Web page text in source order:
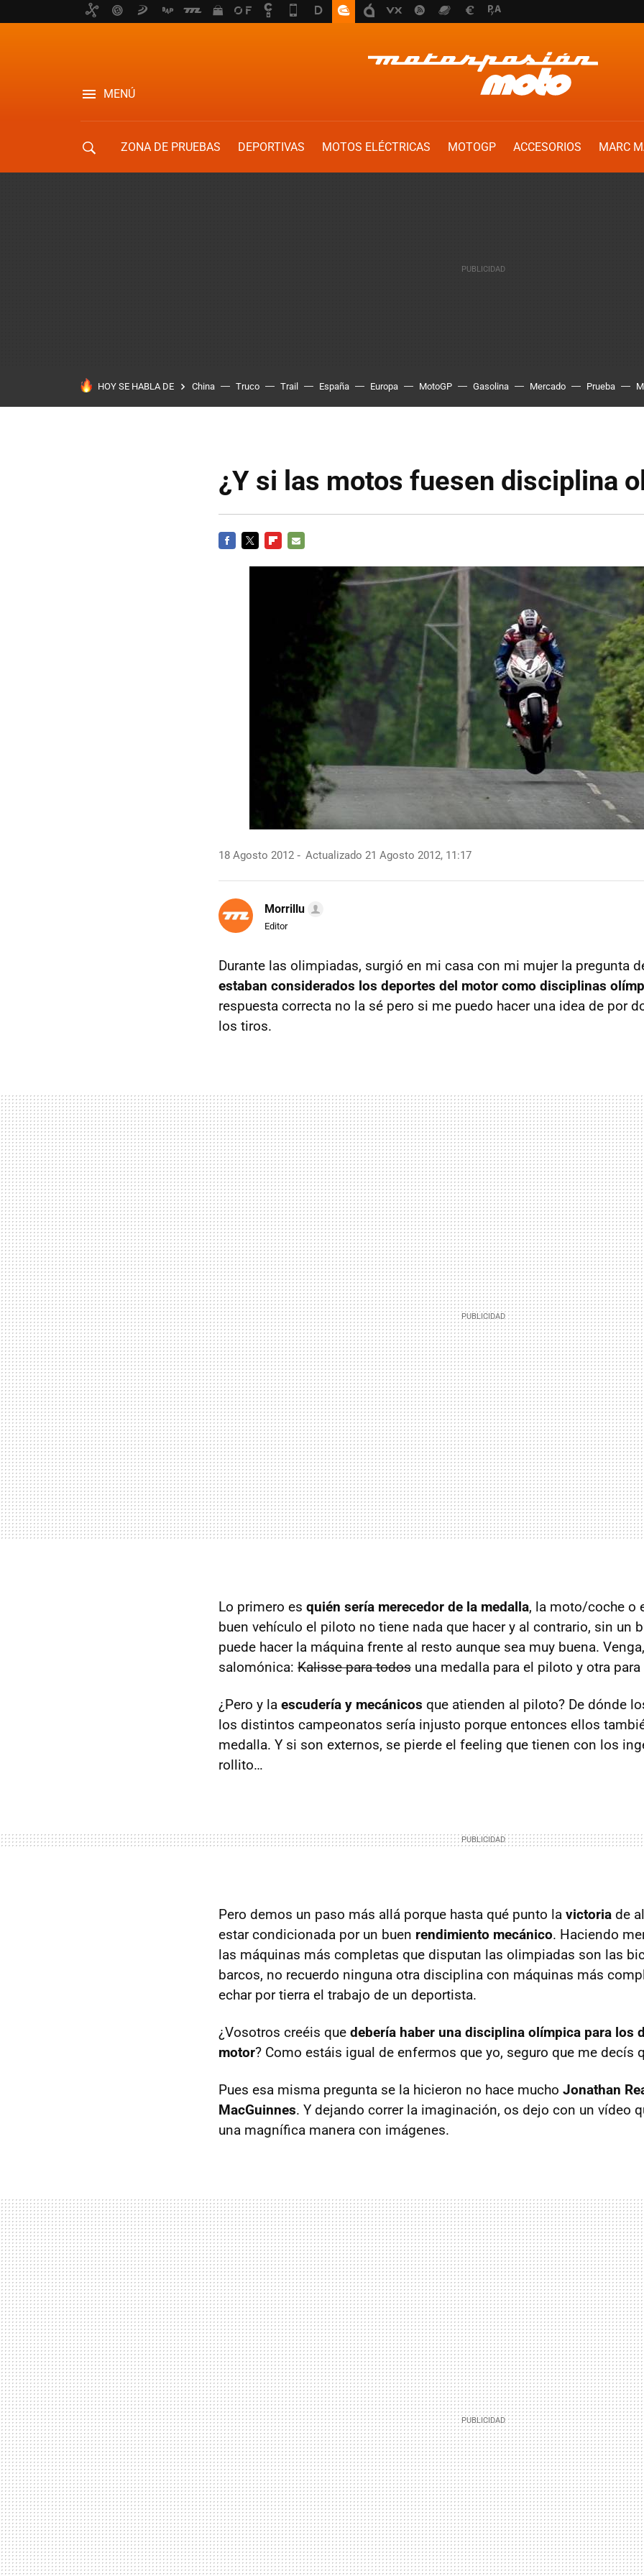
MENÚ
ZONA DE PRUEBAS DEPORTIVAS MOTOS ELÉCTRICAS MOTOGP ACCESORIOS
MARC
HOY SE HABLA DE China Truco Trail España Europa MotoGP Gasolina Mercado Prueba
¿Y si las motos fuesen disciplina
18 Agosto 2012 Actualizado 21 Agosto 2012, 11:17
Morrillu
Editor
Durante las olimpiadas, surgió en mi casa con mi mujer la pregunta
estaban considerados los deportes del motor como disciplinas
respuesta correcta no la sé pero si me puedo hacer una idea de por
los tiros.
Lo primero es quién sería merecedor de la medalla, la moto/coche o
buen vehículo el piloto no tiene nada que hacer y al contrario, sin un
puede hacer la máquina frente al resto aunque sea muy buena.
salomónica: Kalisse para todos una medalla para el piloto y otra
¿Pero y la escudería y mecánicos que atienden al piloto? De dónde
los distintos campeonatos sería injusto porque entonces ellos
medalla. Y si son externos, se pierde el feeling que tienen con los
rollito…
Pero demos un paso más allá porque hasta qué punto la victoria de
estar condicionada por un buen rendimiento mecánico. Haciendo
las máquinas más completas que disputan las olimpiadas son las
barcos, no recuerdo ninguna otra disciplina con máquinas más
echar por tierra el trabajo de un deportista.
¿Vosotros creéis que debería haber una disciplina olímpica para los
motor? Como estáis igual de enfermos que yo, seguro que me decís
Pues esa misma pregunta se la hicieron no hace mucho Jonathan
MacGuinnes. Y dejando correr la imaginación, os dejo con un vídeo
una magnífica manera con imágenes.